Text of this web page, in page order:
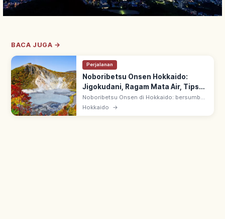
BACA JUGA →
Perjalanan
Noboribetsu Onsen Hokkaido:
Jigokudani, Ragam Mata Air, Tips
Berkunjung
Noboribetsu Onsen di Hokkaido: bersumber
dari Jigokudani (Lembah Neraka) vulkanik
Hokkaido →